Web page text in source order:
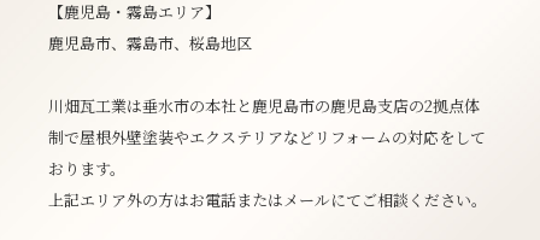
【鹿児島・霧島エリア】
鹿児島市、霧島市、桜島地区
川畑瓦工業は垂水市の本社と鹿児島市の鹿児島支店の2拠点体
制で屋根外壁塗装やエクステリアなどリフォームの対応をして
おります。
上記エリア外の方はお電話またはメールにてご相談ください。